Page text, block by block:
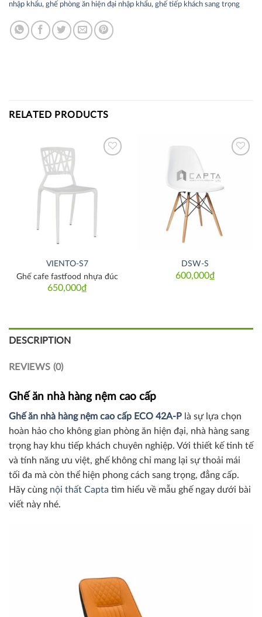
nhập khẩu, ghế phòng ăn hiện đại nhập khẩu, ghế tiếp khách sang trọng
RELATED PRODUCTS
VIENTO-S7
650,000₫
Ghế cafe fastfood nhựa đúc
DSW-S
600,000₫
DESCRIPTION
REVIEWS (0)
Ghế ăn nhà hàng nệm cao cấp
Ghế ăn nhà hàng nệm cao cấp ECO 42A-P là sự lựa chọn
hoàn hảo cho không gian phòng ăn hiện đại, nhà hàng sang
trọng hay khu tiếp khách chuyên nghiệp. Với thiết kế tinh tế
và tính năng ưu việt, ghế không chỉ mang lại sự thoải mái
tối đa mà còn thể hiện phong cách sang trọng, đẳng cấp.
Hãy cùng nội thất Capta tìm hiểu về mẫu ghế ngay dưới bài
viết này nhé.